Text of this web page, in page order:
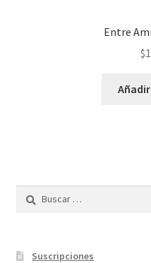
Entre
$
Suscripciones